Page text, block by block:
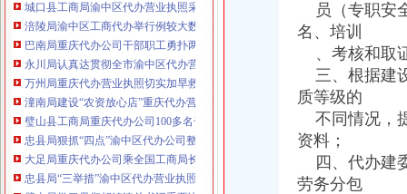
涪陵局渝中区工商代办举行例较大数额罚款听证会
巴南局重庆代办公司干部职工勇扑两起山火
永川局认真达贯彻全市渝中区代办营业执照工商行政管理局长会议精
万州局重庆代办营业执照切实加旱救灾安全工作
潼南局建设“农资放心店”重庆代办营业执照服务县域蔬菜产业
璧山县工商局重庆代办公司100多名干部奔赴火灾现场救火
忠县局狠抓“四点”渝中区代办公司整广告市场见成效
大足局重庆代办公司乘全国工商局长会议东风再掀大讨论高潮
忠县局“三举措”渝中区代办营业执照扎实开展“解放思想、更新观念”大讨论活动
璧山局学习贯彻胡锦涛总书记重要讲话暨市委市等领导的重庆代办公司重要批示
员（专职安
名、培训
、考核和取
三、根据建
质等级的
不同情况，
资料；
四、代办建
劳务分包